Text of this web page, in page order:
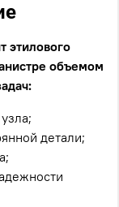
этилового
объемом
детали;